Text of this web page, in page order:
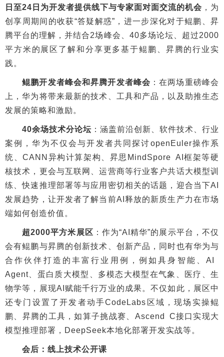
日至24日为开发者提供线下与专家面对面交流的机会 ，为
创享周期间的收获“答疑解惑”，进一步深化对于鲲鹏、昇
腾平台的理解，并结合2场峰会、40多场论坛、超过2000
平方米的展区了解和分享更多基于鲲鹏、昇腾的行业实
践。
鲲鹏开发者峰会和昇腾开发者峰会 ：在两场重磅峰会
上，华为将带来最新的技术、工具和产品，以及助推生态
发展的策略和激励。
40余场技术分论坛 ：涵盖前沿创新、软件技术、行业
案例，华为不仅会与开发者共同探讨openEuler操作系
统、CANN异构计算架构、昇思MindSpore AI框架等硬
核技术，更会与互联网、运营商等行业客户共话大模型训
练、快速推理部署等与应用密切相关的话题，迎合当下AI
发展趋势，让开发者了解当前AI释放的新质生产力在市场
端如何创造价值。
超2000平方米展区 ：作为“AI精华”的展示平台，不仅
会有鲲鹏与昇腾的创新技术、创新产品，同时也有华为与
合作伙伴打造的丰富行业用例，例如具身智能、AI
Agent、蛋白质大模型、多模态大模型在气象、医疗、生
物学等，展现AI赋能千行万业的成果。不仅如此，展区中
还专门设置了开发者动手CodeLabs区域，现场实操鲲
鹏、昇腾的工具，如算子挑战赛、Ascend C接口实现大
模型推理部署，DeepSeek本地化部署开发实战等。
会后：线上技术公开课